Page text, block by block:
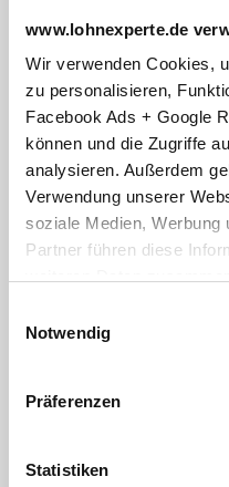
www.lohnexperte.de
Wir verwenden Cookies,
zu personalisieren,
Facebook Ads + Google
können und die Zugriffe
analysieren. Außerdem
Verwendung unserer
soziale Medien, Werbung
Partner führen diese
gesammelt haben. Sie
Cookies, wenn Sie
Notwendig
Präferenzen
Statistiken
Deutsche Post AG: GoGreen Plus
Digital statt Papier:
Postversand
Mit unseren modernen
und ressourcenschonend.
Für ADDISON SBS Lohn:
einsehen und bei Bedarf
digitale Bereitstellung von